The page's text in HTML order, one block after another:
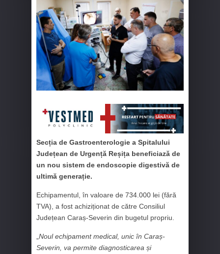
Secția de Gastroenterologie a Spitalului
Județean de Urgență Reșița beneficiază de
un nou sistem de endoscopie digestivă de
ultimă generație.
Echipamentul, în valoare de 734.000 lei (fără
TVA), a fost achiziționat de către Consiliul
Județean Caraș-Severin din bugetul propriu.
Noul echipament medical, unic în Caraș-
Severin, va permite diagnosticarea și